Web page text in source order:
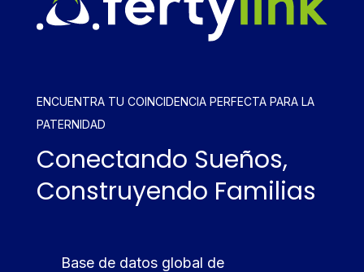
ENCUENTRA TU COINCIDENCIA PERFECTA PARA LA
PATERNIDAD
Conectando Sueños,
Construyendo Familias
Base de datos global de